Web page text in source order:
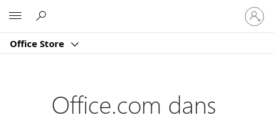
Office Store
vous
à
compte
Office.com dans